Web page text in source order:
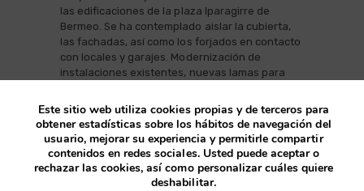
las edificaciones de la plaza Iparagirre de
Bermeo. Se ha contemplado aislar la cubierta,
las fachadas, así como los forjados en contacto
con locales y garajes. Modernización de
instalaciones existentes, nuevas lamas para
Este sitio web utiliza cookies propias y de terceros para
obtener estadísticas sobre los hábitos de navegación del
usuario, mejorar su experiencia y permitirle compartir
contenidos en redes sociales. Usted puede aceptar o
rechazar las cookies, así como personalizar cuáles quiere
deshabilitar.